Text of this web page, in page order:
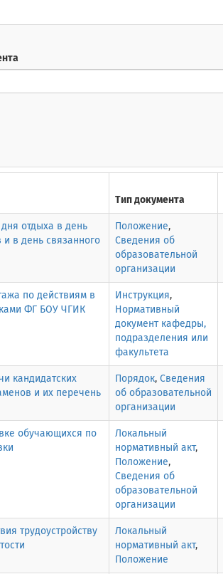
Тип документа
отдыха в день
в день связанного
Положение,
Сведения об
образовательной
организации
по действиям в
ФГ БОУ ЧГИК
Инструкция,
Нормативный
документ кафедры,
подразделения или
факультета
кандидатских
и их перечень
Порядок, Сведения
об образовательной
организации
обучающихся по
Локальный
нормативный акт,
Положение,
Сведения об
образовательной
организации
трудоустройству
Локальный
нормативный акт,
Положение